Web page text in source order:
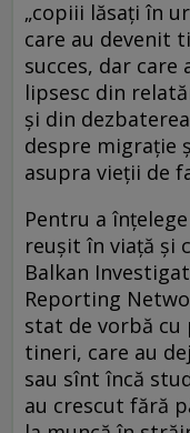
„copiii lăsaţi în
care au devenit
succes, dar care
lipsesc din
şi din
despre migraţie
asupra vieţii de
Pentru a
reuşit în viaţă şi
Balkan
Reporting
stat de vorbă cu
tineri, care au
sau sînt încă
au crescut fără